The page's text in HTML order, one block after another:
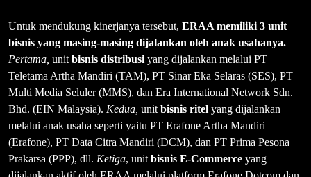
Untuk mendukung kinerjanya tersebut, ERAA memiliki 3 unit
bisnis yang masing-masing dijalankan oleh anak usahanya.
Pertama, unit bisnis distribusi yang dijalankan melalui PT
Teletama Artha Mandiri (TAM), PT Sinar Eka Selaras (SES), PT
Multi Media Seluler (MMS), dan Era International Network Sdn.
Bhd. (EIN Malaysia). Kedua, unit bisnis ritel yang dijalankan
melalui anak usaha seperti yaitu PT Erafone Artha Mandiri
(Erafone), PT Data Citra Mandiri (DCM), dan PT Prima Pesona
Prakarsa (PPP), dll. Ketiga, unit bisnis E-Commerce yang